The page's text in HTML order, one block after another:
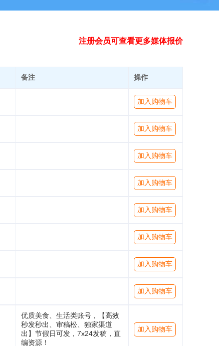
注册会员可查看更多媒体报价
备注 操作
加入购物车
加入购物车
加入购物车
加入购物车
加入购物车
加入购物车
加入购物车
加入购物车
优质美食、生活类账号，【高效
秒发秒出、审稿松、独家渠道
出】节假日可发，7x24发稿，直
编资源！
加入购物车